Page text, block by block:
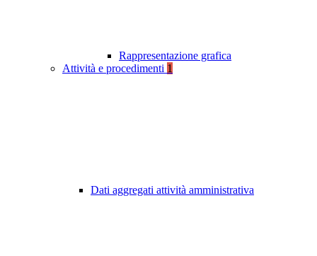
Rappresentazione grafica
Attività e procedimenti 1
Dati aggregati attività amministrativa